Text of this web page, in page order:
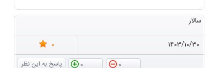
سالار
۱۴۰۳/۱۰/۳۰
0
0
0